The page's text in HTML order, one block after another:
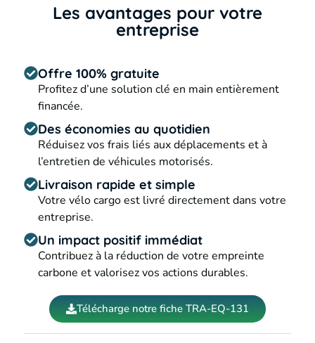
Les avantages pour votre
entreprise
Offre 100% gratuite
Profitez d’une solution clé en main entièrement
financée.
Des économies au quotidien
Réduisez vos frais liés aux déplacements et à
l’entretien de véhicules motorisés.
Livraison rapide et simple
Votre vélo cargo est livré directement dans votre
entreprise.
Un impact positif immédiat
Contribuez à la réduction de votre empreinte
carbone et valorisez vos actions durables.
Télécharge notre fiche TRA-EQ-131